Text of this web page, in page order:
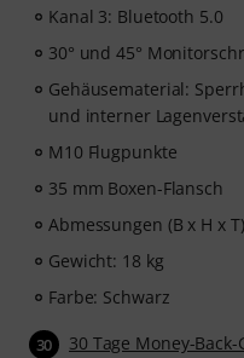
Kanal 3: Bluetooth 5.0
30° und 45°
Gehäusematerial:
und interner
M10 Flugpunkte
35 mm Boxen-Flansch
Abmessungen (B x H x
Gewicht: 18 kg
Farbe: Schwarz
30 30 Tage Money-